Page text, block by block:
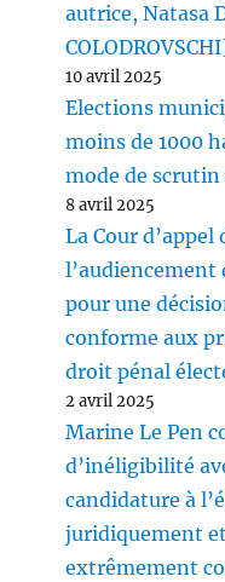
autrice, Natasa
10 avril 2025
Elections
moins de 1000
mode de
8 avril 2025
La Cour d’appel
l’audiencement
pour une
conforme aux
droit pénal
2 avril 2025
Marine Le Pen
d’inéligibilité
candidature à
juridiquement
extrêmement